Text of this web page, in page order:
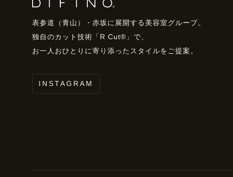
表参道（青山）・赤坂に展開する美容室グループ。
独自のカット技術「R Cut®」で、
お一人おひとりに寄り添ったスタイルをご提案。
INSTAGRAM